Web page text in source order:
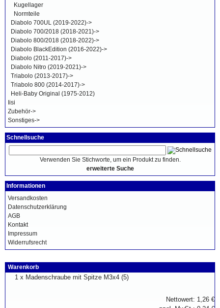
Kugellager
Normteile
Diabolo 700UL (2019-2022)->
Diabolo 700/2018 (2018-2021)->
Diabolo 800/2018 (2018-2022)->
Diabolo BlackEdition (2016-2022)->
Diabolo (2011-2017)->
Diabolo Nitro (2019-2021)->
Triabolo (2013-2017)->
Triabolo 800 (2014-2017)->
Heli-Baby Original (1975-2012)
Iisi
Zubehör->
Sonstiges->
Schnellsuche
Verwenden Sie Stichworte, um ein Produkt zu finden.
erweiterte Suche
Informationen
Versandkosten
Datenschutzerklärung
AGB
Kontakt
Impressum
Widerrufsrecht
Warenkorb
1 x Madenschraube mit Spitze M3x4 (5)
Nettowert: 1,26 €